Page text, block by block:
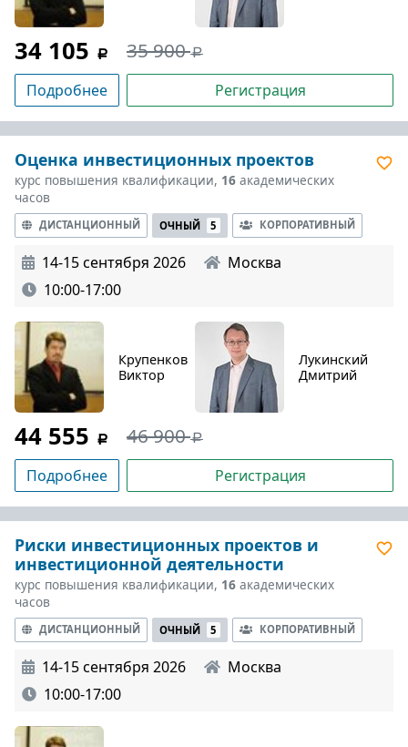
34 105 35 900
Подробнее Регистрация
Оценка инвестиционных проектов
курс повышения квалификации, 16 академических
часов
ДИСТАНЦИОННЫЙ ОЧНЫЙ 5 КОРПОРАТИВНЫЙ
14-15 сентября 2026
Москва
10:00-17:00
Крупенков
Виктор
Лукинский
Дмитрий
44 555 46 900
Подробнее Регистрация
Риски инвестиционных проектов и
инвестиционной деятельности
курс повышения квалификации, 16 академических
часов
ДИСТАНЦИОННЫЙ ОЧНЫЙ 5 КОРПОРАТИВНЫЙ
14-15 сентября 2026
Москва
10:00-17:00